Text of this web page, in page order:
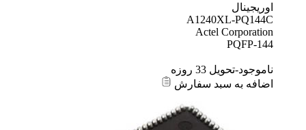
اوریجینال
A1240XL-PQ144C
Actel Corporation
PQFP-144
ناموجود-تحویل 33 روزه
اضافه به سبد سفارش